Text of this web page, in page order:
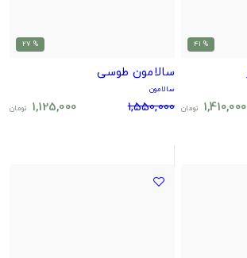
% 41
1,410,000 تومان
% 27
سالامون طوسی
سالامون
1,550,000
1,125,000 تومان